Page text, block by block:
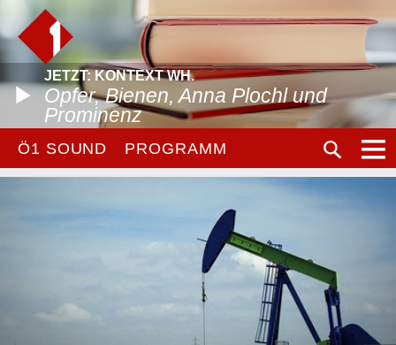
JETZT: KONTEXT WH.
Opfer, Bienen, Anna Plochl und
Prominenz
Ö1 SOUND PROGRAMM